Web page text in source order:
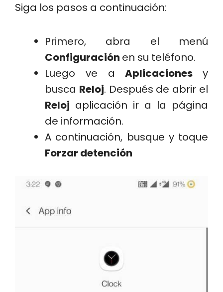
Siga los pasos a continuación:
Primero, abra el menú
Configuración en su teléfono.
Luego ve aAplicaciones y
busca Reloj. Después de abrir el
Reloj aplicación ir a la página
de información.
A continuación, busque y toque
Forzar detención